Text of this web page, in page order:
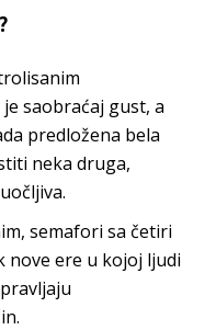
saobraćaj gust, a
predložena bela
neka druga,
semafori sa četiri
nove ere u kojoj ljudi